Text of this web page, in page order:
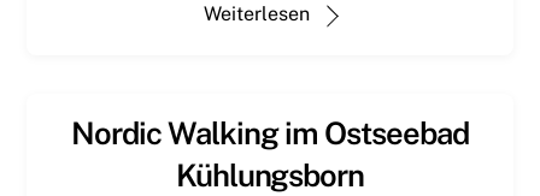
Weiterlesen
Nordic Walking im Ostseebad
Kühlungsborn